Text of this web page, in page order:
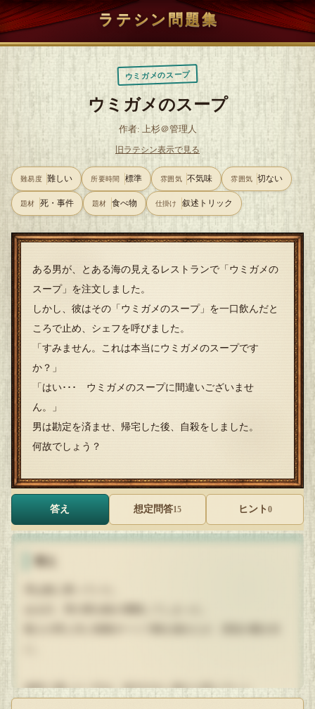
ラテシン問題集
ウミガメのスープ
ウミガメのスープ
作者: 上杉＠管理人
旧ラテシン表示で見る
難易度 難しい 所要時間 標準 雰囲気 不気味 雰囲気 切ない
題材 死・事件 題材 食べ物 仕掛け 叙述トリック
ある男が、とある海の見えるレストランで「ウミガメの
スープ」を注文しました。
しかし、彼はその「ウミガメのスープ」を一口飲んだと
ころで止め、シェフを呼びました。
「すみません。これは本当にウミガメのスープです
か？」
「はい･･･ ウミガメのスープに間違いございませ
ん。」
男は勘定を済ませ、帰宅した後、自殺をしました。
何故でしょう？
答え 想定問答15 ヒント 0
食料に瀕した一行は、体力のない者から死んでいく。